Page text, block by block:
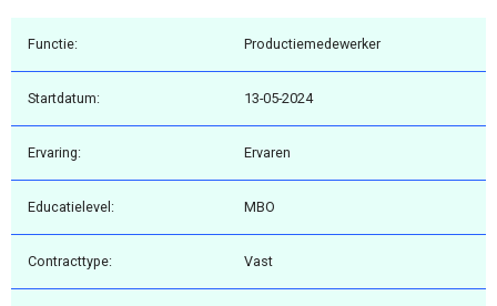
Functie: Productiemedewerker
Startdatum: 13-05-2024
Ervaring: Ervaren
Educatielevel: MBO
Contracttype: Vast